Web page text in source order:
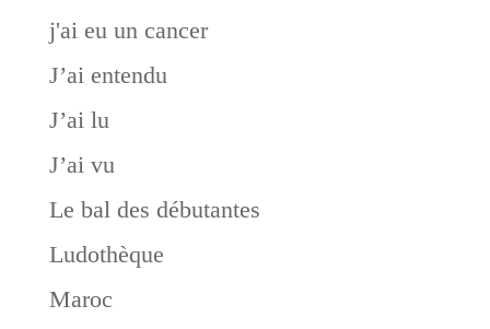
j'ai eu un cancer
J’ai entendu
J’ai lu
J’ai vu
Le bal des débutantes
Ludothèque
Maroc